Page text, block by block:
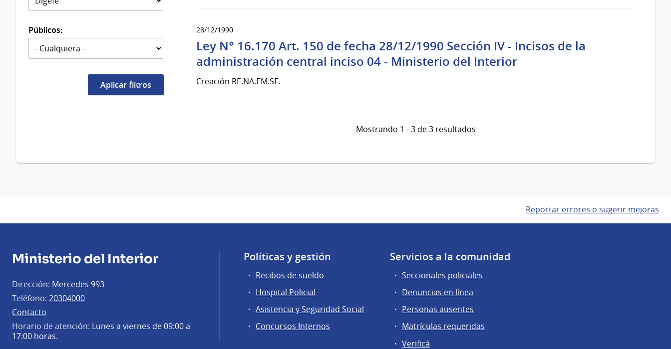
Públicos: 28/12/1990
Ley N° 16.170 Art. 150 de fecha 28/12/1990 Sección IV - Incisos de la
administración central inciso 04 - Ministerio del Interior
Creación RE.NA.EM.SE.
Mostrando 1 - 3 de 3 resultados
Reportar errores o sugerir mejoras
Ministerio del Interior
Dirección: Mercedes 993
Teléfono: 20304000
Contacto
Horario de atención: Lunes a viernes de 09:00 a
17:00 horas.
Políticas y gestión
Recibos de sueldo
Hospital Policial
Asistencia y Seguridad Social
Concursos Internos
Servicios a la comunidad
Seccionales policiales
Denuncias en línea
Personas ausentes
Matrículas requeridas
Verificá